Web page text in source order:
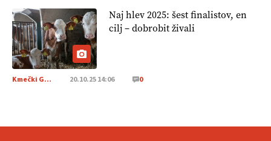
Naj hlev 2025: šest finalistov, en
cilj – dobrobit živali
Kmečki Glas 20.10.25 14:06 0